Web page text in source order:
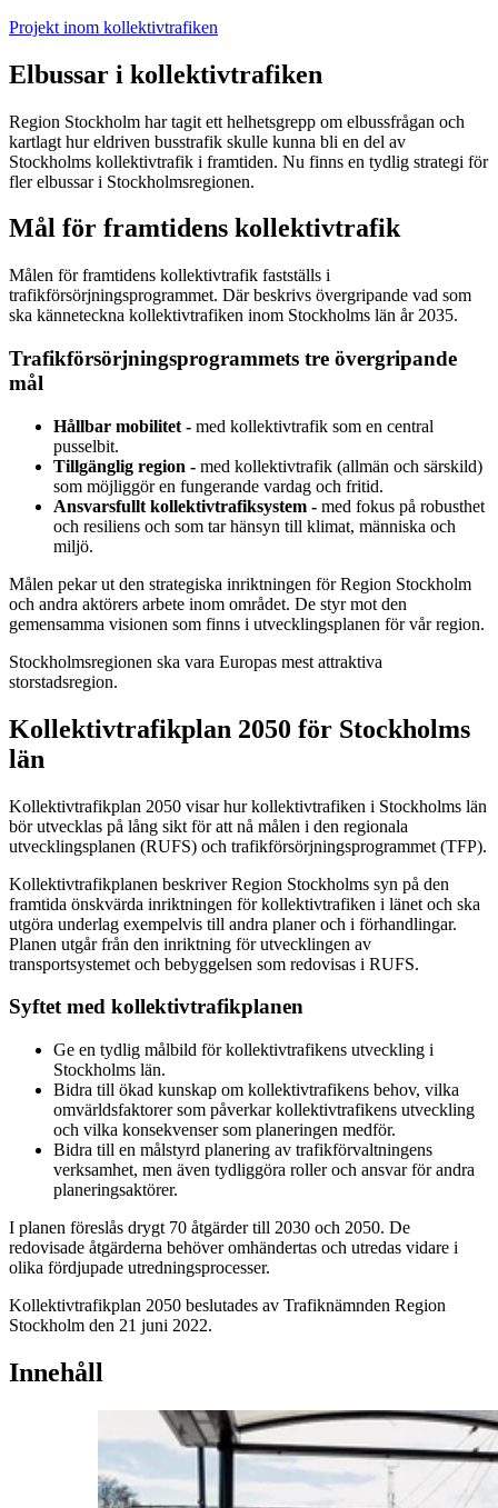
Projekt inom kollektivtrafiken
Elbussar i kollektivtrafiken
Region Stockholm har tagit ett helhetsgrepp om elbussfrågan och
kartlagt hur eldriven busstrafik skulle kunna bli en del av
Stockholms kollektivtrafik i framtiden. Nu finns en tydlig strategi för
fler elbussar i Stockholmsregionen.
Mål för framtidens kollektivtrafik
Målen för framtidens kollektivtrafik fastställs i
trafikförsörjningsprogrammet. Där beskrivs övergripande vad som
ska känneteckna kollektivtrafiken inom Stockholms län år 2035.
Trafikförsörjnings­programmets tre övergripande
mål
Hållbar mobilitet - med kollektivtrafik som en central
pusselbit.
Tillgänglig region - med kollektivtrafik (allmän och särskild)
som möjliggör en fungerande vardag och fritid.
Ansvarsfullt kollektivtrafiksystem - med fokus på robusthet
och resiliens och som tar hänsyn till klimat, människa och
miljö.
Målen pekar ut den strategiska inriktningen för Region Stockholm
och andra aktörers arbete inom området. De styr mot den
gemensamma visionen som finns i utvecklingsplanen för vår region.
Stockholmsregionen ska vara Europas mest attraktiva
storstadsregion.
Kollektivtrafikplan 2050 för Stockholms
län
Kollektivtrafikplan 2050 visar hur kollektivtrafiken i Stockholms län
bör utvecklas på lång sikt för att nå målen i den regionala
utvecklingsplanen (RUFS) och trafikförsörjningsprogrammet (TFP).
Kollektivtrafikplanen beskriver Region Stockholms syn på den
framtida önskvärda inriktningen för kollektivtrafiken i länet och ska
utgöra underlag exempelvis till andra planer och i förhandlingar.
Planen utgår från den inriktning för utvecklingen av
transportsystemet och bebyggelsen som redovisas i RUFS.
Syftet med kollektivtrafikplanen
Ge en tydlig målbild för kollektivtrafikens utveckling i
Stockholms län.
Bidra till ökad kunskap om kollektivtrafikens behov, vilka
omvärldsfaktorer som påverkar kollektivtrafikens utveckling
och vilka konsekvenser som planeringen medför.
Bidra till en målstyrd planering av trafikförvaltningens
verksamhet, men även tydliggöra roller och ansvar för andra
planeringsaktörer.
I planen föreslås drygt 70 åtgärder till 2030 och 2050. De
redovisade åtgärderna behöver omhändertas och utredas vidare i
olika fördjupade utredningsprocesser.
Kollektivtrafikplan 2050 beslutades av Trafiknämnden Region
Stockholm den 21 juni 2022.
Innehåll